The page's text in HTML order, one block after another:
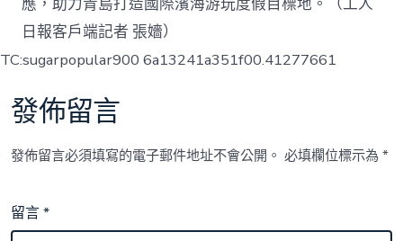
應，助力青島打造國際濱海游玩度假目標地。（工人
日報客戶端記者 張嬙）
TC:sugarpopular900 6a13241a351f00.41277661
發佈留言
發佈留言必須填寫的電子郵件地址不會公開。 必填欄位標示為*
留言*